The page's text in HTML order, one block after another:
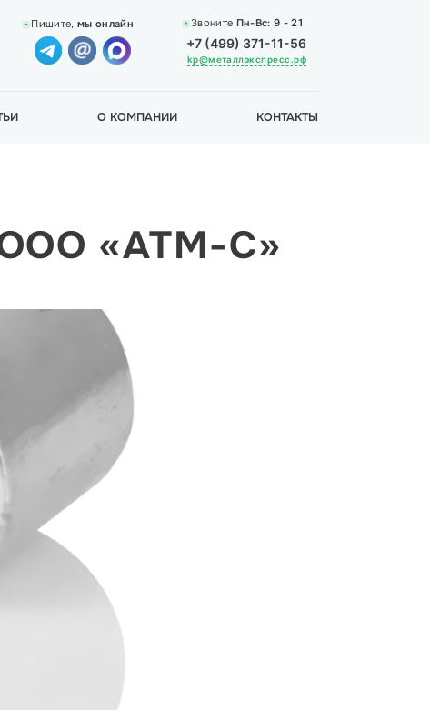
Пишите,мы онлайн Звоните Пн-Вс: 9 - 21
+7 (499) 371-11-56
kp@металлэкспресс.рф
О КОМПАНИИ КОНТАКТЫ
ООО «АТМ-С»